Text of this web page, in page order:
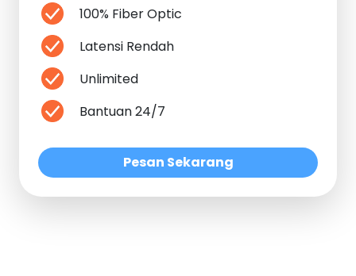
100% Fiber Optic
Latensi Rendah
Unlimited
Bantuan 24/7
Pesan Sekarang